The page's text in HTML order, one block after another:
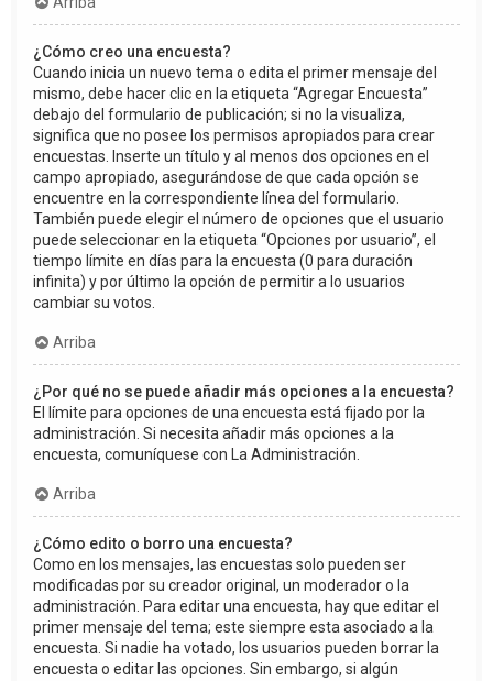
¿Cómo creo una encuesta?
Cuando inicia un nuevo tema o edita el primer mensaje del
mismo, debe hacer clic en la etiqueta “Agregar Encuesta”
debajo del formulario de publicación; si no la visualiza,
significa que no posee los permisos apropiados para crear
encuestas. Inserte un título y al menos dos opciones en el
campo apropiado, asegurándose de que cada opción se
encuentre en la correspondiente línea del formulario.
También puede elegir el número de opciones que el usuario
puede seleccionar en la etiqueta “Opciones por usuario”, el
tiempo límite en días para la encuesta (0 para duración
infinita) y por último la opción de permitir a lo usuarios
cambiar su votos.
Arriba
¿Por qué no se puede añadir más opciones a la encuesta?
El límite para opciones de una encuesta está fijado por la
administración. Si necesita añadir más opciones a la
encuesta, comuníquese con La Administración.
Arriba
¿Cómo edito o borro una encuesta?
Como en los mensajes, las encuestas solo pueden ser
modificadas por su creador original, un moderador o la
administración. Para editar una encuesta, hay que editar el
primer mensaje del tema; este siempre esta asociado a la
encuesta. Si nadie ha votado, los usuarios pueden borrar la
encuesta o editar las opciones. Sin embargo, si algún